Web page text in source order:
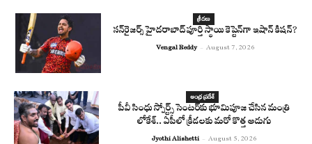
క్రీడలు
సన్‌రైజర్స్ హైదరాబాద్ పూర్తి స్థాయి కెప్టెన్‌గా ఇషాన్ కిషన్?
Vengal Reddy - August 7, 2026
ఆంధ్ర ప్రదేశ్
పీవీ సింధు స్పోర్ట్స్ సెంటర్‌కు భూమిపూజ చేసిన మంత్రి
లోకేశ్.. ఏపీలో క్రీడలకు మరో కొత్త అడుగు
Jyothi Alishetti - August 5, 2026